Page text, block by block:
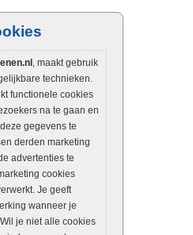
, maakt gebruik
technieken.
functionele cookies
na te gaan en
gegevens te
derden marketing
advertenties te
cookies
Je geeft
wanneer je
je niet alle cookies